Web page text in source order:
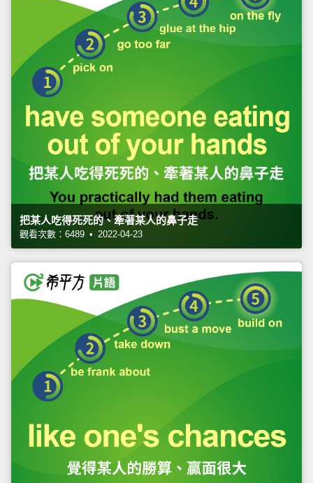
把某人吃得死死的、牽著某人的鼻子走
觀看次數：6489 • 2022-04-23